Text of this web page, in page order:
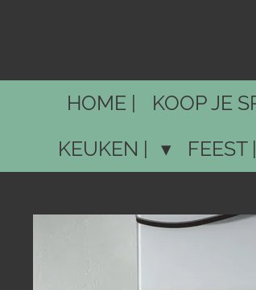
de
hoofdinhoudHOME | KOOP JE
KEUKEN |
FEEST |